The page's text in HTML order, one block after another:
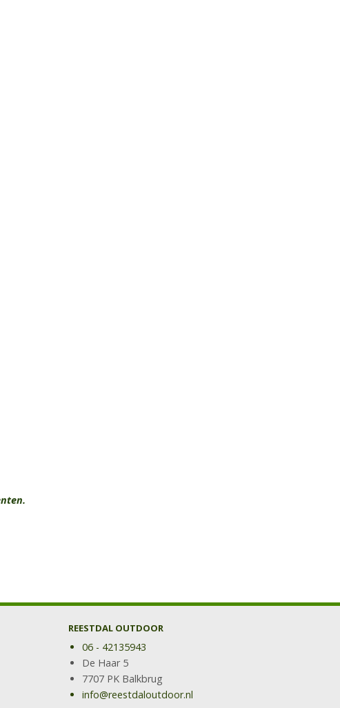
REESTDAL OUTDOOR
06 - 42135943
De Haar 5
7707 PK Balkbrug
info@reestdaloutdoor.nl